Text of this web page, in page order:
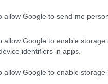
allow Google to send me
allow Google to enable
identifiers in apps.
allow Google to enable
is bevezették: